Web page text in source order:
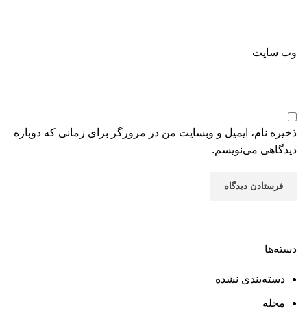
وب‌ سایت
ذخیره نام، ایمیل و وبسایت من در مرورگر برای زمانی که دوباره
دیدگاهی می‌نویسم.
دسته‌ها
دسته‌بندی نشده
مجله